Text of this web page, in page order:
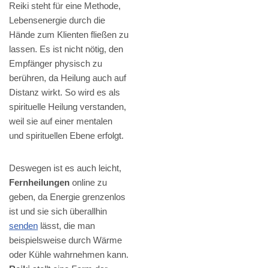
Reiki steht für eine Methode,
Lebensenergie durch die
Hände zum Klienten fließen zu
lassen. Es ist nicht nötig, den
Empfänger physisch zu
berühren, da Heilung auch auf
Distanz wirkt. So wird es als
spirituelle Heilung verstanden,
weil sie auf einer mentalen
und spirituellen Ebene erfolgt.
Deswegen ist es auch leicht,
Fernheilungen online zu
geben, da Energie grenzenlos
ist und sie sich überallhin
senden lässt, die man
beispielsweise durch Wärme
oder Kühle wahrnehmen kann.